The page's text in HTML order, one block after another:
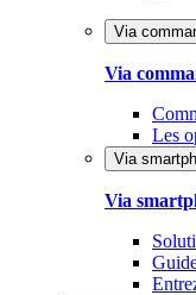
Via
Via
Les
Via
Via